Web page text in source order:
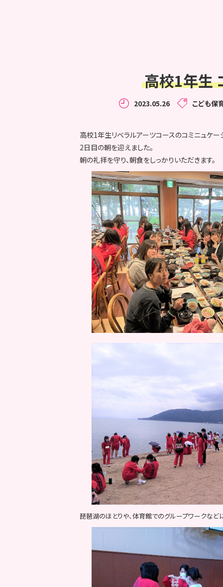
高校1年生
2023.05.26 こども保
高校1年生リベラルアーツコースのコミニュケー
2日目の朝を迎えました。
朝の礼拝を守り、朝食をしっかりいただきます。
琵琶湖のほとりや、体育館でのグループワークなど